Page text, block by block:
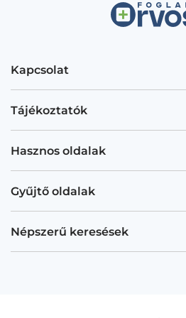
Kapcsolat
Tájékoztatók
Hasznos oldalak
Gyűjtő oldalak
Népszerű keresések